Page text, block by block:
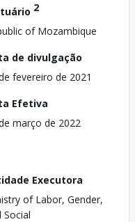
2
of Mozambique
de divulgação
fevereiro de 2021
Efetiva
março de 2022
Executora
of Labor, Gender,
Social